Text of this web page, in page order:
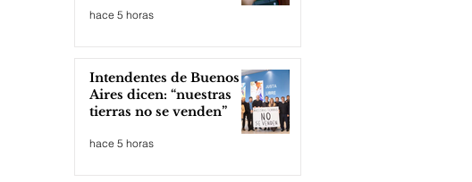
hace 5 horas
Intendentes de Buenos
Aires dicen: “nuestras
tierras no se venden”
hace 5 horas